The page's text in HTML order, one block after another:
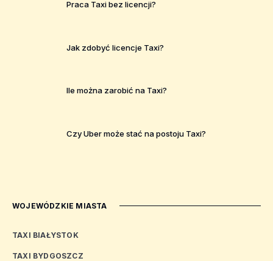
Praca Taxi bez licencji?
Jak zdobyć licencje Taxi?
Ile można zarobić na Taxi?
Czy Uber może stać na postoju Taxi?
WOJEWÓDZKIE MIASTA
TAXI BIAŁYSTOK
TAXI BYDGOSZCZ